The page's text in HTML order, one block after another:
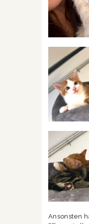
Ansonsten